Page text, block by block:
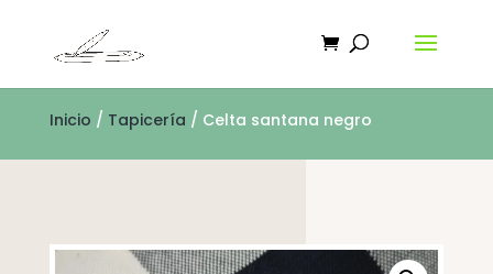
Inicio / Tapicería / Celta santana negro